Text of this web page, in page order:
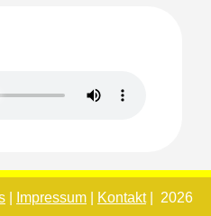
Impressum Kontakt| 2026